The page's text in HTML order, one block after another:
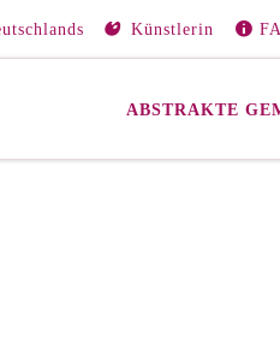
Künstlerin
ABSTRAKTE